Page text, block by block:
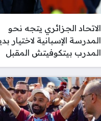
الاتحاد الجزائري يتجه نحو
المدرسة الإسبانية لاختيار
المدرب بيتكوفيتش المقبل